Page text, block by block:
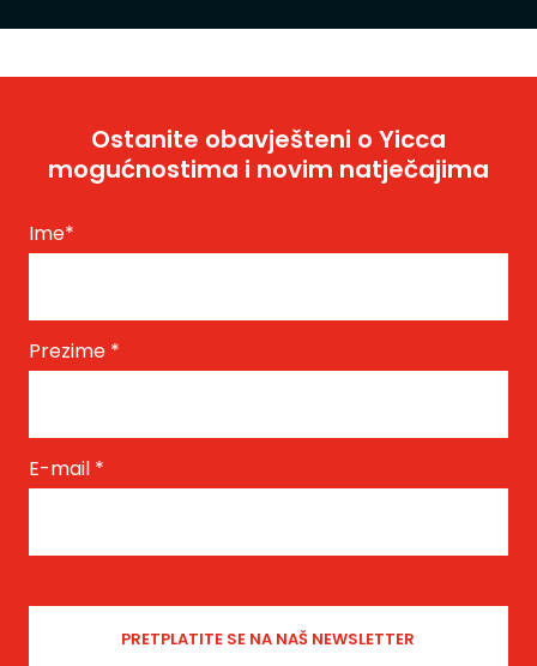
Ostanite obavješteni o Yicca
mogućnostima i novim natječajima
Ime*
Prezime *
E-mail *